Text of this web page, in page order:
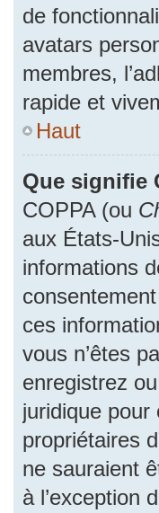
de
avatars
membres,
rapide et
Haut
Que signifie
COPPA (ou
aux États-
informations
ces
vous n’êtes
enregistrez
juridique
propriétaires
ne sauraient
à l’exception